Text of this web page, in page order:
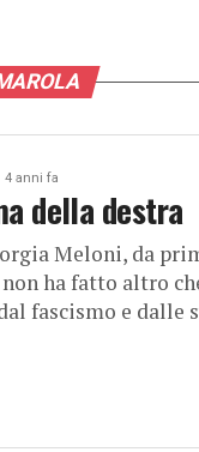
4 anni fa
della destra
Meloni, da
non ha fatto altro
fascismo e dalle